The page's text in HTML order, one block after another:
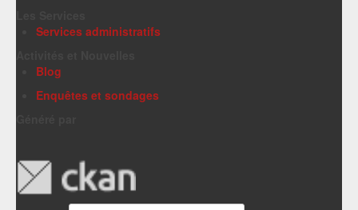
Services administratifs
Blog
Enquêtes et sondages